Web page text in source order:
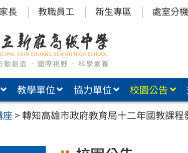
長 教職員工 新生專區 處室分機
教學單位 協力單位 校園公告
座>轉知高雄市政府教育局十二年國教課